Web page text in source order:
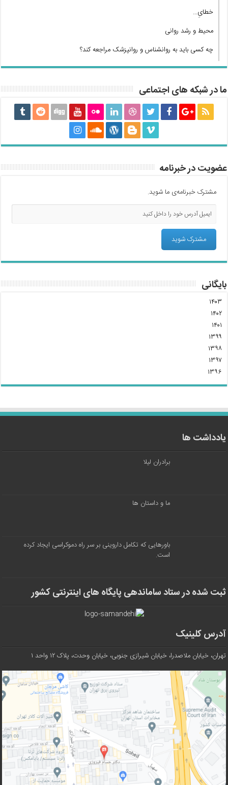
خطایِ…
محیط و رشد روانی
چه کسی باید به روانشناس و روانپزشک مراجعه کند؟
ما در شبکه های اجتماعی
عضویت در خبرنامه
مشترک خبرنامه‌ی ما شوید.
بایگانی
۱۴۰۳
۱۴۰۲
۱۴۰۱
۱۳۹۹
۱۳۹۸
۱۳۹۷
۱۳۹۶
یادداشت ها
برادران لیلا
ما و داستان ها
باورهایی که تکامل داروینی بر سر راه دموکراسی ایجاد کرده
است.
ثبت شده در ستاد ساماندهی پایگاه های اینترنتی کشور
آدرس کلینیک
تهران، خیابان ملاصدرا، خیابان شیرازی جنوبی، خیابان وحدت، پلاک ۱۲ واحد ۱